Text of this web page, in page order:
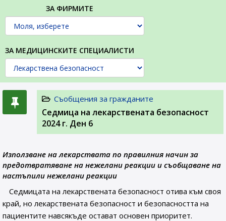
ЗА ФИРМИТЕ
ЗА МЕДИЦИНСКИТЕ СПЕЦИАЛИСТИ
Съобщения за гражданите
Седмица на лекарствената безопасност
2024 г. Ден 6
Използване на лекарствата по правилния начин за
предотвратяване на нежелани реакции и съобщаване на
настъпили нежелани реакции
Седмицата на лекарствената безопасност отива към своя
край, но лекарствената безопасност и безопасността на
пациентите навсякъде остават основен приоритет.